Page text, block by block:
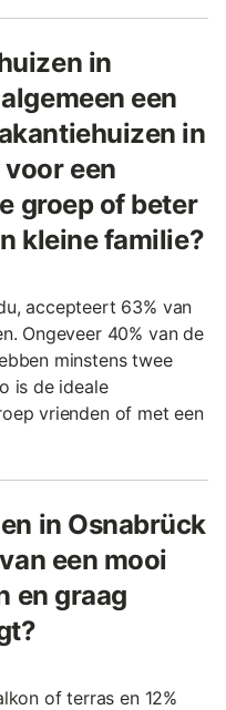
in
een
in
een
groep of beter
kleine familie?
accepteert 63% van
Ongeveer 40% van de
minstens twee
is de ideale
vrienden of met een
in Osnabrück
een mooi
en graag
of terras en 12%